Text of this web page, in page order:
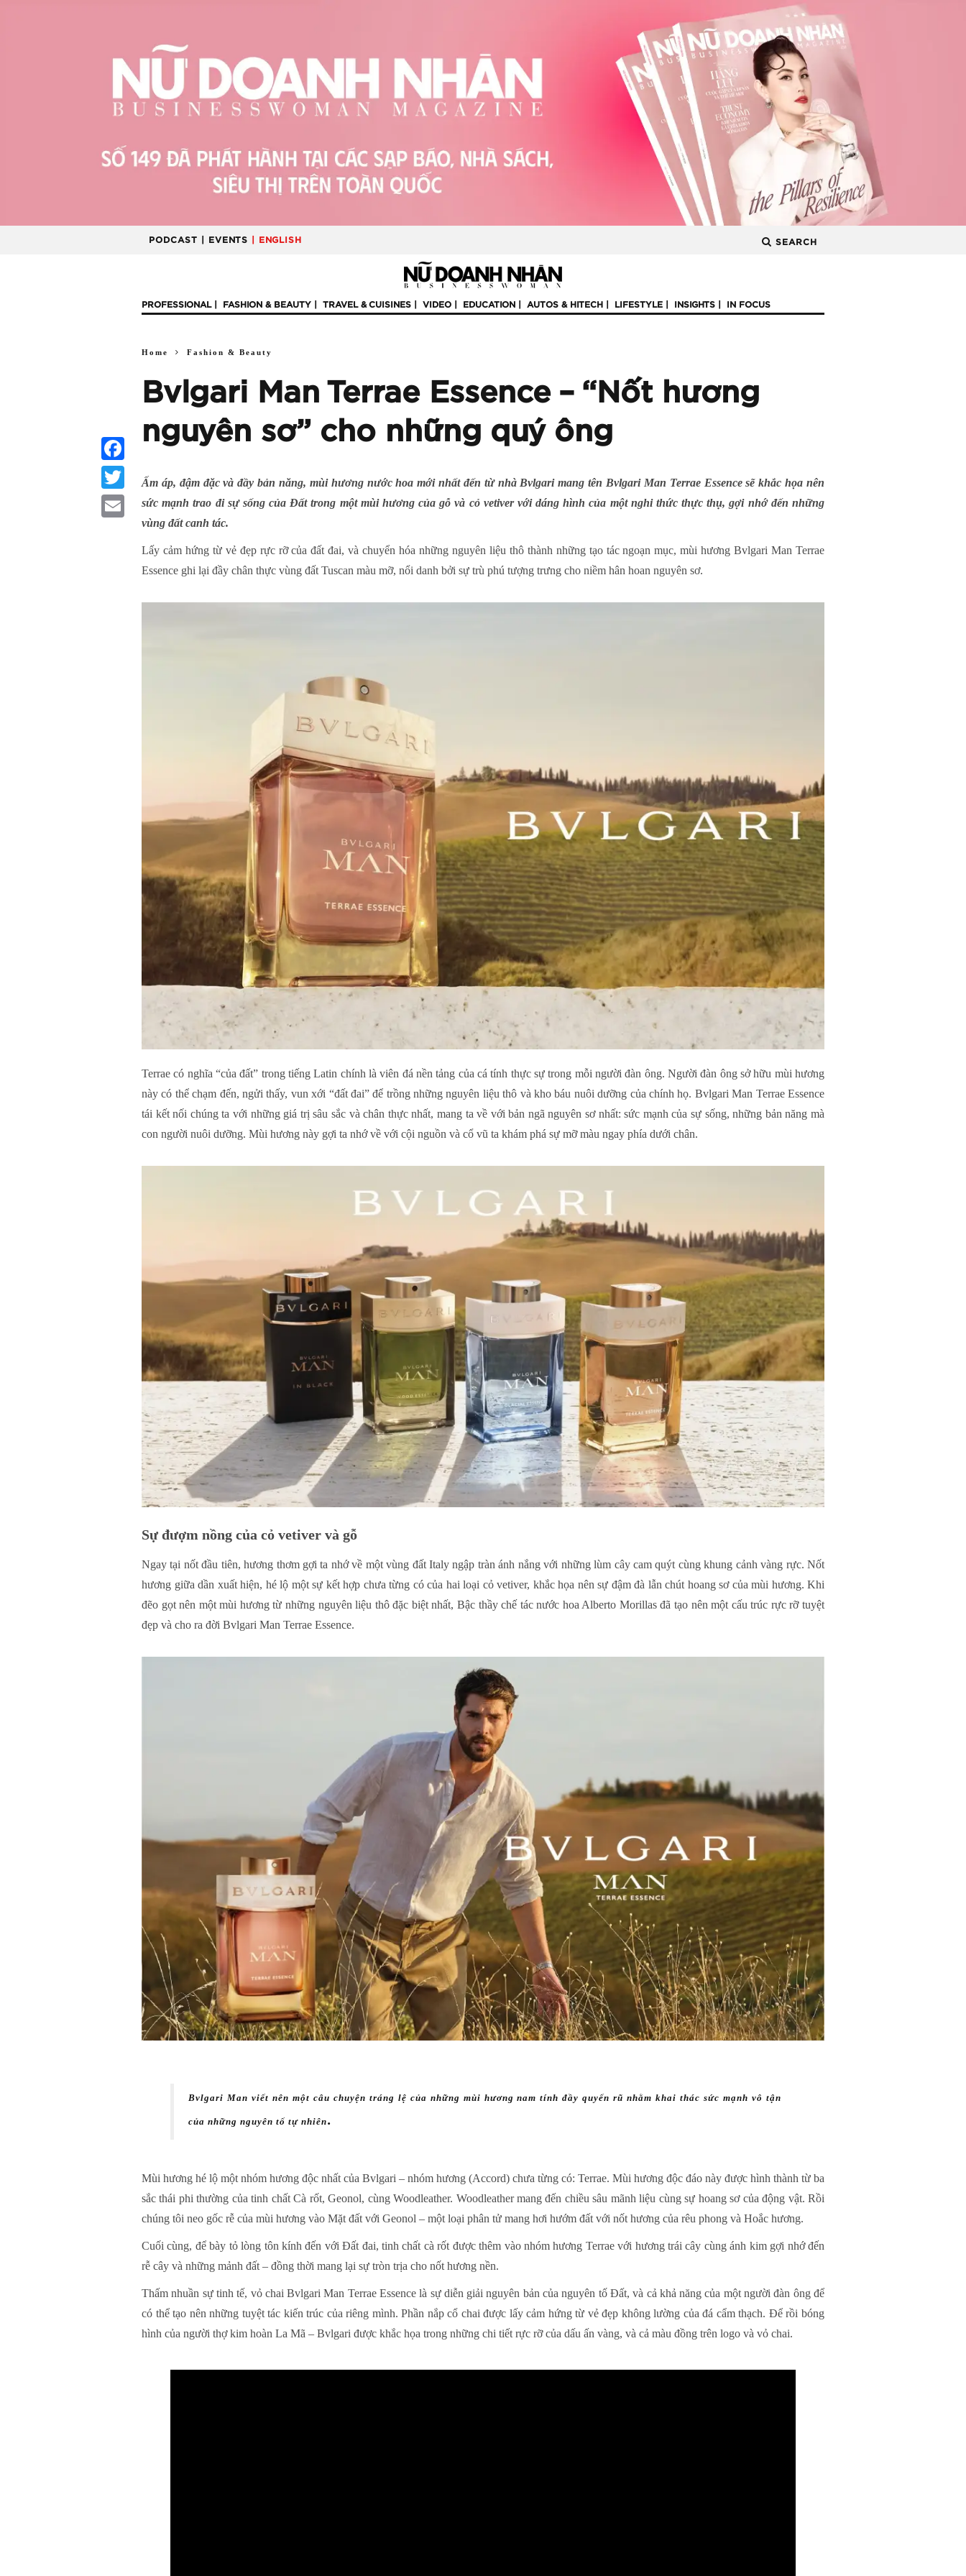
PODCAST | EVENTS | ENGLISH SEARCH
PROFESSIONAL FASHION & BEAUTY TRAVEL & CUISINES VIDEO EDUCATION AUTOS & HITECH LIFESTYLE INSIGHTS IN FOCUS
Home Fashion & Beauty
Bvlgari Man Terrae Essence – “Nốt hương
nguyên sơ” cho những quý ông
Ấm áp, đậm đặc và đầy bản năng, mùi hương nước hoa mới nhất đến từ nhà Bvlgari mang tên Bvlgari Man Terrae Essence sẽ khắc họa nên
sức mạnh trao đi sự sống của Đất trong một mùi hương của gỗ và cỏ vetiver với dáng hình của một nghi thức thực thụ, gợi nhớ đến những
vùng đất canh tác.
Lấy cảm hứng từ vẻ đẹp rực rỡ của đất đai, và chuyển hóa những nguyên liệu thô thành những tạo tác ngoạn mục, mùi hương Bvlgari Man Terrae
Essence ghi lại đầy chân thực vùng đất Tuscan màu mỡ, nổi danh bởi sự trù phú tượng trưng cho niềm hân hoan nguyên sơ.
Terrae có nghĩa “của đất” trong tiếng Latin chính là viên đá nền tảng của cá tính thực sự trong mỗi người đàn ông. Người đàn ông sở hữu mùi hương
này có thể chạm đến, ngửi thấy, vun xới “đất đai” để trồng những nguyên liệu thô và kho báu nuôi dưỡng của chính họ. Bvlgari Man Terrae Essence
tái kết nối chúng ta với những giá trị sâu sắc và chân thực nhất, mang ta về với bản ngã nguyên sơ nhất: sức mạnh của sự sống, những bản năng mà
con người nuôi dưỡng. Mùi hương này gợi ta nhớ về với cội nguồn và cổ vũ ta khám phá sự mỡ màu ngay phía dưới chân.
Sự đượm nồng của cỏ vetiver và gỗ
Ngay tại nốt đầu tiên, hương thơm gợi ta nhớ về một vùng đất Italy ngập tràn ánh nắng với những lùm cây cam quýt cùng khung cảnh vàng rực. Nốt
hương giữa dần xuất hiện, hé lộ một sự kết hợp chưa từng có của hai loại cỏ vetiver, khắc họa nên sự đậm đà lẫn chút hoang sơ của mùi hương. Khi
đẽo gọt nên một mùi hương từ những nguyên liệu thô đặc biệt nhất, Bậc thầy chế tác nước hoa Alberto Morillas đã tạo nên một cấu trúc rực rỡ tuyệt
đẹp và cho ra đời Bvlgari Man Terrae Essence.
Bvlgari Man viết nên một câu chuyện tráng lệ của những mùi hương nam tính đầy quyến rũ nhằm khai thác sức mạnh vô tận
của những nguyên tố tự nhiên.
Mùi hương hé lộ một nhóm hương độc nhất của Bvlgari – nhóm hương (Accord) chưa từng có: Terrae. Mùi hương độc đáo này được hình thành từ ba
sắc thái phi thường của tinh chất Cà rốt, Geonol, cùng Woodleather. Woodleather mang đến chiều sâu mãnh liệu cùng sự hoang sơ của động vật. Rồi
chúng tôi neo gốc rễ của mùi hương vào Mặt đất với Geonol – một loại phân tử mang hơi hướm đất với nốt hương của rêu phong và Hoắc hương.
Cuối cùng, để bày tỏ lòng tôn kính đến với Đất đai, tinh chất cà rốt được thêm vào nhóm hương Terrae với hương trái cây cùng ánh kim gợi nhớ đến
rễ cây và những mảnh đất – đồng thời mang lại sự tròn trịa cho nốt hương nền.
Thấm nhuần sự tinh tế, vỏ chai Bvlgari Man Terrae Essence là sự diễn giải nguyên bản của nguyên tố Đất, và cả khả năng của một người đàn ông để
có thể tạo nên những tuyệt tác kiến trúc của riêng mình. Phần nắp cổ chai được lấy cảm hứng từ vẻ đẹp không lường của đá cẩm thạch. Để rồi bóng
hình của người thợ kim hoàn La Mã – Bvlgari được khắc họa trong những chi tiết rực rỡ của dấu ấn vàng, và cả màu đồng trên logo và vỏ chai.
Facebook
Twitter